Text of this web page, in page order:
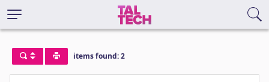
items found: 2